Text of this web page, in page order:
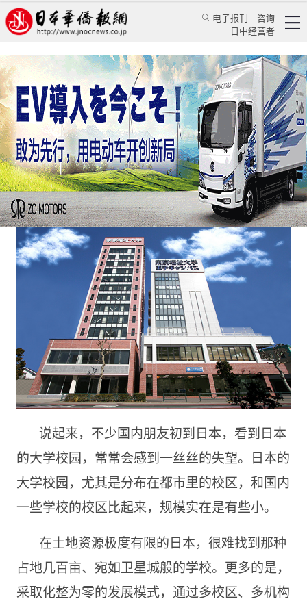
电子报刊
咨询
日中经营者
四校两专两中心 东京福祉大学产学研齐头并进
《日本新华侨报》记者 乔聚 华人新闻 留学生活
日本华侨报网 2021/2/12 00:50:36
说起来，不少国内朋友初到日本，看到日本
的大学校园，常常会感到一丝丝的失望。日本的
大学校园，尤其是分布在都市里的校区，和国内
一些学校的校区比起来，规模实在是有些小。
在土地资源极度有限的日本，很难找到那种
占地几百亩、宛如卫星城般的学校。更多的是，
采取化整为零的发展模式，通过多校区、多机构